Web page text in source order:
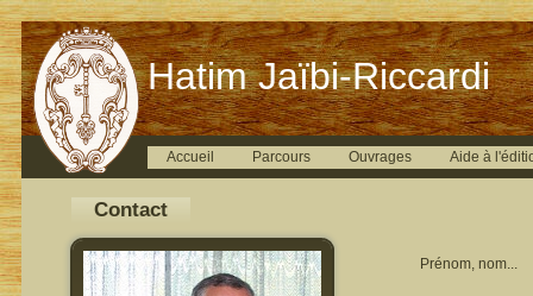
Hatim Jaïbi-Riccardi
Accueil Parcours Ouvrages Aide à
Contact
Prénom, nom...